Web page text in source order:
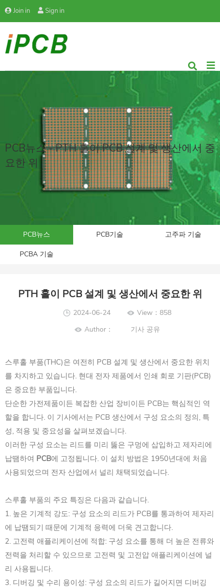
Join in Sign in
PCB뉴스 - PTH 홀이 PCB 설계 및 생산에서 중
요한 위
PCB뉴스 PCB기술 고주파 기술
PCBA 기술
PTH 홀이 PCB 설계 및 생산에서 중요한 위
2024-06-24
View：858
Author： 기사 공유
스루홀 부품(THC)은 여전히 PCB 설계 및 생산에서 중요한 위치
를 차지하고 있습니다. 현대 전자 제품에서 인쇄 회로 기판(PCB)
은 중요한 부품입니다.
단순한 가전제품이든 복잡한 산업 장비이든 PCB는 핵심적인 역
할을 합니다. 이 기사에서는 PCB 생산에서 구성 요소의 정의, 특
성, 적용 및 중요성을 살펴보겠습니다.
이러한 구성 요소는 리드를 미리 뚫은 구멍에 삽입하고 제자리에
납땜하여 PCB에 고정됩니다. 이 설치 방법은 1950년대에 처음
사용되었으며 전자 산업에서 널리 채택되었습니다.
스루홀 부품의 주요 특징은 다음과 같습니다.
1. 높은 기계적 강도: 구성 요소의 리드가 PCB를 통과하여 제자리
에 납땜되기 때문에 기계적 응력에 더욱 견고합니다.
2. 고전력 애플리케이션에 적합: 구성 요소를 통해 더 높은 전류와
전력을 처리할 수 있으므로 고전력 및 고전압 애플리케이션에 널
리 사용됩니다.
3. 디버깅 및 수리 용이성: 구성 요소의 리드가 길어지면 디버깅